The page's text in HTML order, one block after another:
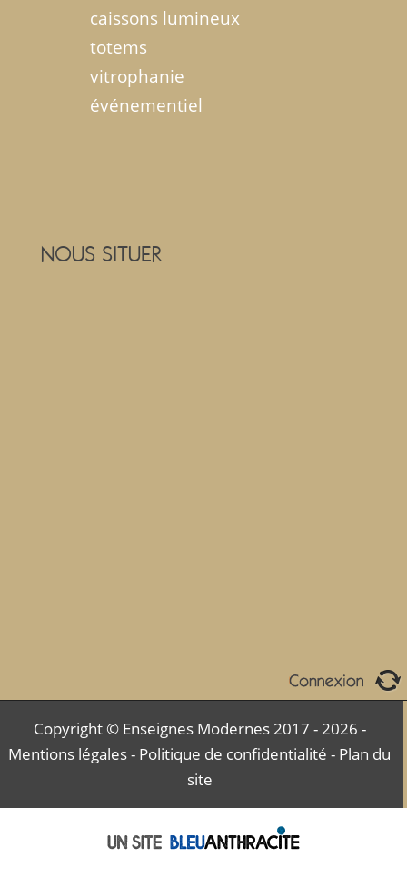
caissons lumineux
totems
vitrophanie
événementiel
NOUS SITUER
Copyright © Enseignes Modernes 2017 - 2026 -
Mentions légales- Politique de confidentialité - Plan du
site